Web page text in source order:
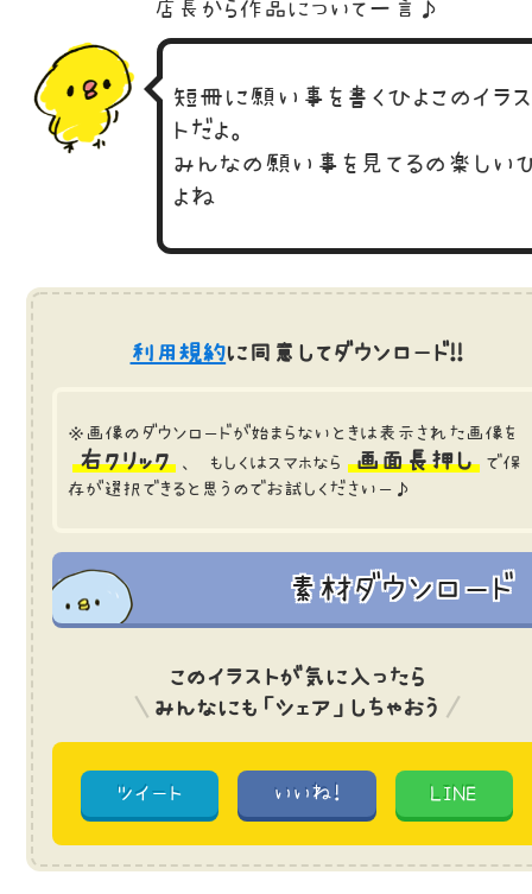
店長から作品に ついて一言♪
短冊に願い事を書くひよこのイラス
トだよ。
みんなの願い事を見てるの楽しい
よね
利用規約に同意してダウンロード!!
※画像のダウンロードが始まらないときは表示された画像を
右クリック 、 もしくはスマホなら 画面長押し
で保
存が選択できると思うのでお試しくださいー♪
素材ダウンロード
このイラストが気に入ったら
みんなにも「シェア」しちゃおう
ツイート いいね! LINE